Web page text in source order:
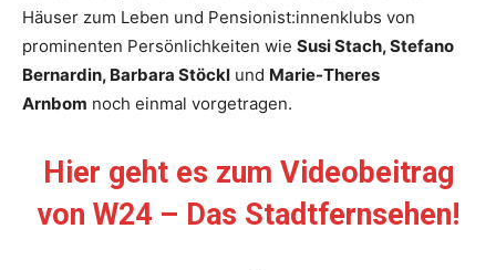
Häuser zum Leben und Pensionist:innenklubs von
prominenten Persönlichkeiten wie Susi Stach, Stefano
Bernardin, Barbara Stöckl und Marie-Theres
Arnbom noch einmal vorgetragen.
Hier geht es zum Videobeitrag
von W24 – Das Stadtfernsehen!